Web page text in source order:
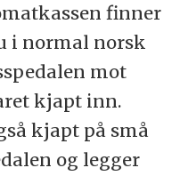
finner
i normal norsk
mot
kjapt inn.
kjapt på små
og legger